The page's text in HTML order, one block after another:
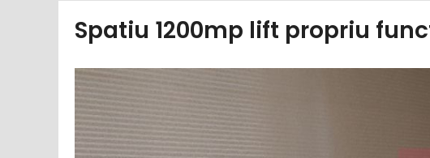
Spatiu 1200mp lift propriu